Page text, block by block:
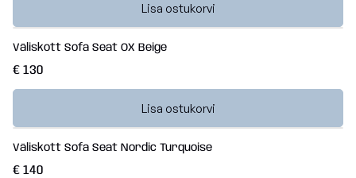
Lisa ostukorvi
Väliskott Sofa Seat OX Beige
€ 130
Lisa ostukorvi
Väliskott Sofa Seat Nordic Turquoise
€ 140